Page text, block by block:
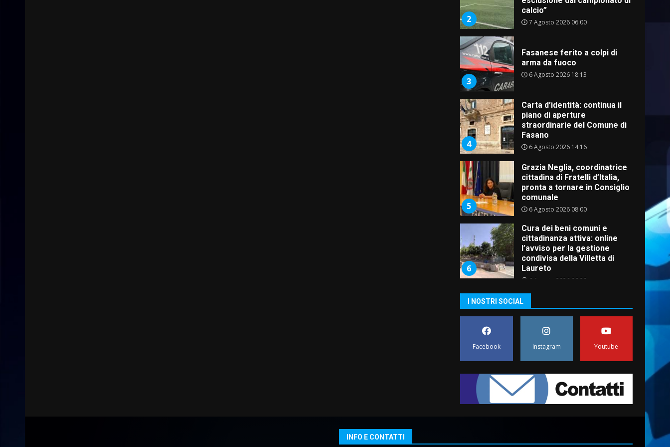
2
calcio”
7 Agosto 2026 06:00
3
Fasanese ferito a colpi di
arma da fuoco
6 Agosto 2026 18:13
4
Carta d’identità: continua il
piano di aperture
straordinarie del Comune di
Fasano
6 Agosto 2026 14:16
5
Grazia Neglia, coordinatrice
cittadina di Fratelli d’Italia,
pronta a tornare in Consiglio
comunale
6 Agosto 2026 08:00
6
Cura dei beni comuni e
cittadinanza attiva: online
l’avviso per la gestione
condivisa della Villetta di
Laureto
6 Agosto 2026 06:20
prima assoluta de “L’Albergo
Belvedere. Il rapimento”
6 Agosto 2026 06:15
appuntamento con “Fasano in
Banda”
7 Agosto 2026 06:05
I NOSTRI SOCIAL
Facebook Instagram Youtube
INFO E CONTATTI